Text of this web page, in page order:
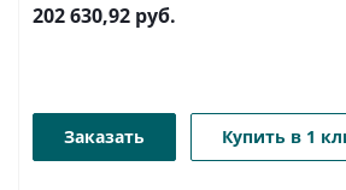
202 630,92 руб.
Заказать Купить в 1